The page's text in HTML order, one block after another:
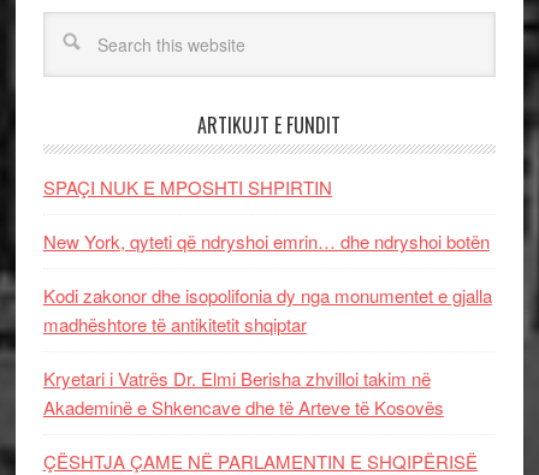
ARTIKUJT E FUNDIT
SPAÇI NUK E MPOSHTI SHPIRTIN
New York, qyteti që ndryshoi emrin… dhe ndryshoi botën
Kodi zakonor dhe isopolifonia dy nga monumentet e gjalla
madhështore të antikitetit shqiptar
Kryetari i Vatrës Dr. Elmi Berisha zhvilloi takim në
Akademinë e Shkencave dhe të Arteve të Kosovës
ÇËSHTJA ÇAME NË PARLAMENTIN E SHQIPËRISË